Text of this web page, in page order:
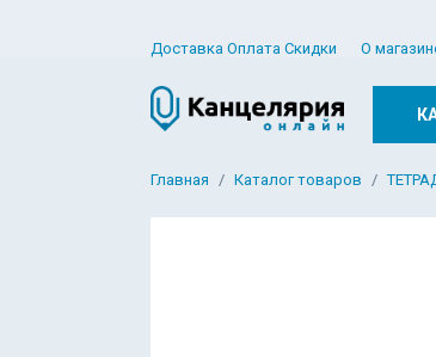
Доставка Оплата Скидки О
Главная Каталог товаров